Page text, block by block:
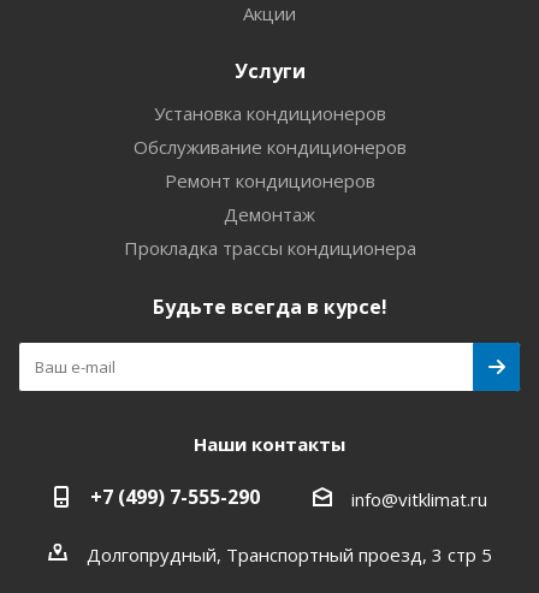
Акции
Услуги
Установка кондиционеров
Обслуживание кондиционеров
Ремонт кондиционеров
Демонтаж
Прокладка трассы кондиционера
Будьте всегда в курсе!
Наши контакты
+7 (499) 7-555-290 info@vitklimat.ru
Долгопрудный, Транспортный проезд, 3 стр 5